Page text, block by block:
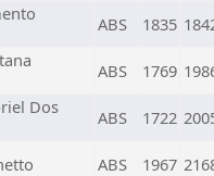
ABS 1835
ABS 1769
Dos
ABS 1722
ABS 1967